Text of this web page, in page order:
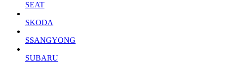
SEAT
SKODA
SSANGYONG
SUBARU